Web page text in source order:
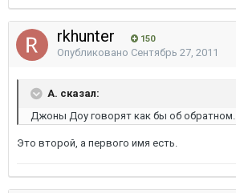
rkhunter 150
Опубликовано Сентябрь 27, 2011
A. сказал:
Джоны Доу говорят как бы об обратном.
Это второй, а первого имя есть.